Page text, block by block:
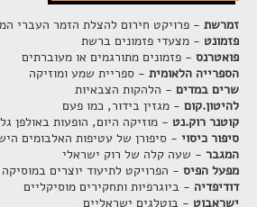
זמרשת- פרויקט חירום להצלת הזמר העברי
פזמונט - מצעדי פזמונים ברשת
פואטרנס- פזמונים מתורגמים או מעוברתים
הספרייה הלאומית- ספריית שמע ומוזיקה
שרים במדים- הלהקות הצבאיות
להיטון.קום- מגזין בידור, כמו פעם
קוטנר רוק.נט - מוזיקה היום, הופעות באולפן
סיפור כיסוי- סיפורן של עטיפות האלבומים
המגבר- שעה קלה של רוק ישראלי
מפעל הפיס- הפרויקט לתיעוד יוצרים
דודיפדיה - ביוגרפיות ותחקירים מוסיקליים
ישראבוט - בוטלגים ישראליים